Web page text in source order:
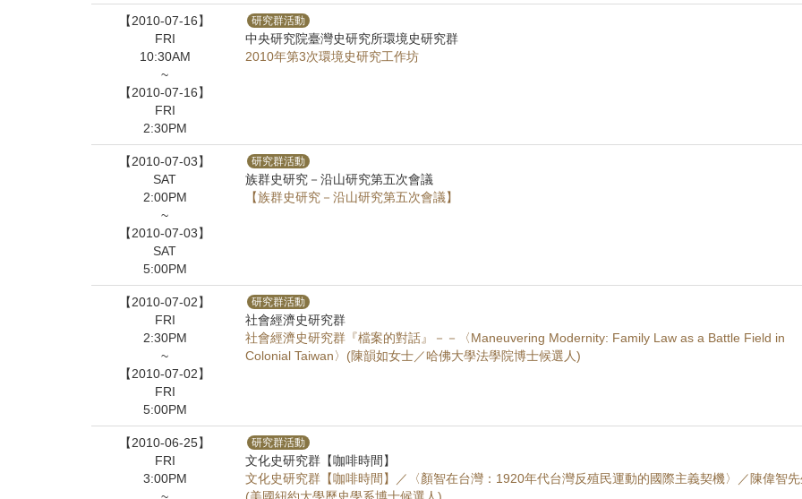
【2010-07-16】
FRI
10:30AM
~
【2010-07-16】
FRI
2:30PM
研究群活動
中央研究院臺灣史研究所環境史研究群
2010年第3次環境史研究工作坊
【2010-07-03】
SAT
2:00PM
~
【2010-07-03】
SAT
5:00PM
研究群活動
族群史研究－沿山研究第五次會議
【族群史研究－沿山研究第五次會議】
【2010-07-02】
FRI
2:30PM
~
【2010-07-02】
FRI
5:00PM
研究群活動
社會經濟史研究群
社會經濟史研究群『檔案的對話』－－〈Maneuvering Modernity: Family Law as a Battle Field in
Colonial Taiwan〉(陳韻如女士／哈佛大學法學院博士候選人)
【2010-06-25】
FRI
3:00PM
~
研究群活動
文化史研究群【咖啡時間】
文化史研究群【咖啡時間】／〈顏智在台灣：1920年代台灣反殖民運動的國際主義契機〉／陳偉智
(美國紐約大學歷史學系博士候選人)